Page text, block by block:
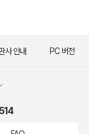
사 안내 PC 버전